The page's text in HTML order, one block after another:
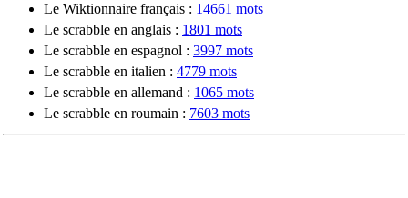
Le Wiktionnaire français : 14661 mots
Le scrabble en anglais : 1801 mots
Le scrabble en espagnol : 3997 mots
Le scrabble en italien : 4779 mots
Le scrabble en allemand : 1065 mots
Le scrabble en roumain : 7603 mots